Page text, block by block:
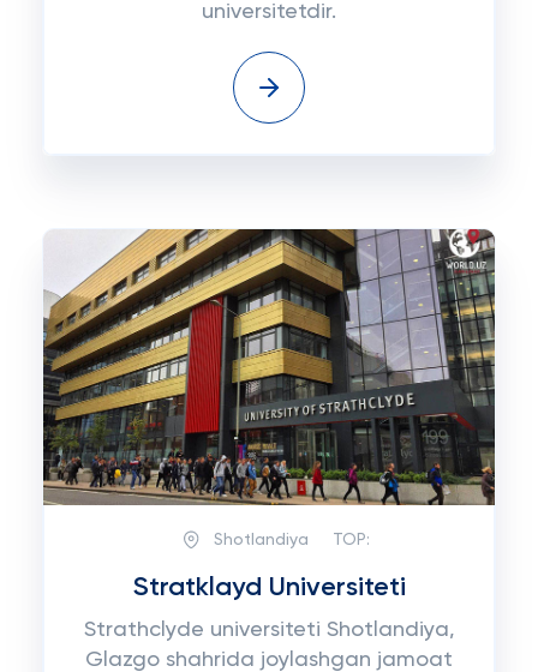
universitetdir.
Shotlandiya TOP:
Stratklayd Universiteti
Strathclyde universiteti Shotlandiya,
Glazgo shahrida joylashgan jamoat